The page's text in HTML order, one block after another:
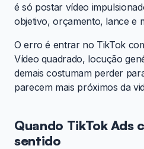
é só postar vídeo
objetivo, orçamento, lance e
O erro é entrar no TikTok
Vídeo quadrado, locução
demais costumam perder
parecem mais próximos da
Quando TikTok Ads
sentido